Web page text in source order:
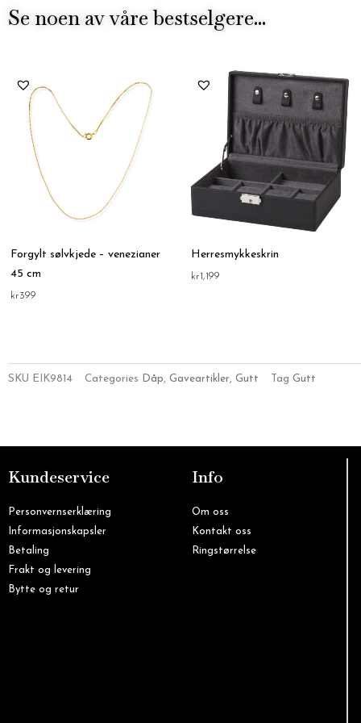
Se noen av våre bestselgere...
Forgylt sølvkjede – venezianer
45 cm
kr399
Herresmykkeskrin
kr1,199
SKU EIK9814 Categories Dåp, Gaveartikler, Gutt Tag Gutt
Kundeservice
Personvernserklæring
Informasjonskapsler
Betaling
Frakt og levering
Bytte og retur
Info
Om oss
Kontakt oss
Ringstørrelse